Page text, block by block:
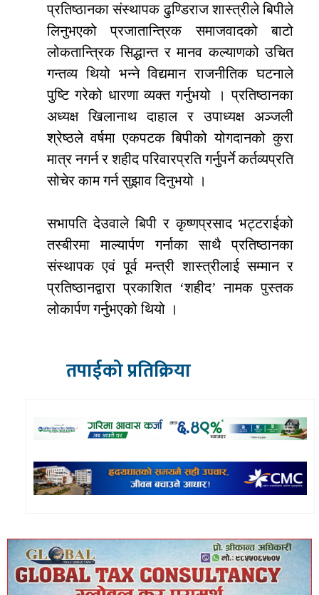
प्रतिष्ठानका संस्थापक ढुण्डिराज शास्त्रीले बिपीले
लिनुभएको प्रजातान्त्रिक समाजवादको बाटो
लोकतान्त्रिक सिद्धान्त र मानव कल्याणको उचित
गन्तव्य थियो भन्ने विद्यमान राजनीतिक घटनाले
पुष्टि गरेको धारणा व्यक्त गर्नुभयो । प्रतिष्ठानका
अध्यक्ष खिलानाथ दाहाल र उपाध्यक्ष अञ्जली
श्रेष्ठले वर्षमा एकपटक बिपीको योगदानको कुरा
मात्र नगर्न र शहीद परिवारप्रति गर्नुपर्ने कर्तव्यप्रति
सोचेर काम गर्न सुझाव दिनुभयो ।
सभापति देउवाले बिपी र कृष्णप्रसाद भट्टराईको
तस्बीरमा माल्यार्पण गर्नाका साथै प्रतिष्ठानका
संस्थापक एवं पूर्व मन्त्री शास्त्रीलाई सम्मान र
प्रतिष्ठानद्वारा प्रकाशित ‘शहीद’ नामक पुस्तक
लोकार्पण गर्नुभएको थियो ।
तपाईको प्रतिक्रिया